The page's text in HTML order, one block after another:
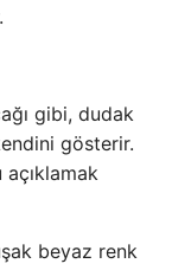
gibi, dudak
gösterir.
beyaz renk